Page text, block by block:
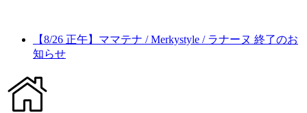
【8/26 正午】ママテナ / Merkystyle / ラナーヌ 終了のお
知らせ